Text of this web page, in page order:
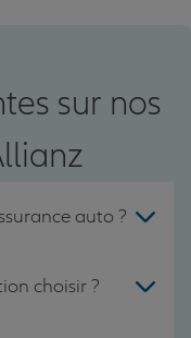
sur nos
auto ?
choisir ?